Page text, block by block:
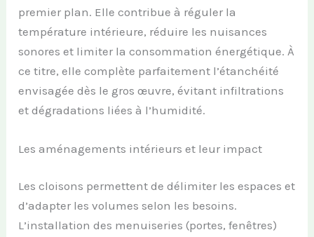
premier plan. Elle contribue à réguler la
température intérieure, réduire les nuisances
sonores et limiter la consommation énergétique. À
ce titre, elle complète parfaitement l’étanchéité
envisagée dès le gros œuvre, évitant infiltrations
et dégradations liées à l’humidité.
Les aménagements intérieurs et leur impact
Les cloisons permettent de délimiter les espaces et
d’adapter les volumes selon les besoins.
L’installation des menuiseries (portes, fenêtres)